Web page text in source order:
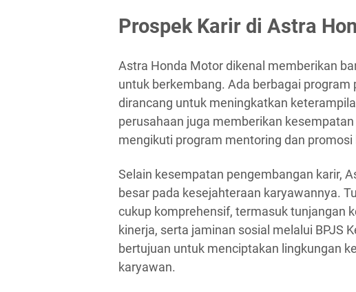
Prospek Karir di Astra
Astra Honda Motor dikenal memberikan
untuk berkembang. Ada berbagai
dirancang untuk meningkatkan
perusahaan juga memberikan
mengikuti program mentoring dan promosi
Selain kesempatan pengembangan karir,
besar pada kesejahteraan karyawannya.
cukup komprehensif, termasuk tunjangan
kinerja, serta jaminan sosial melalui BPJS
bertujuan untuk menciptakan lingkungan
karyawan.